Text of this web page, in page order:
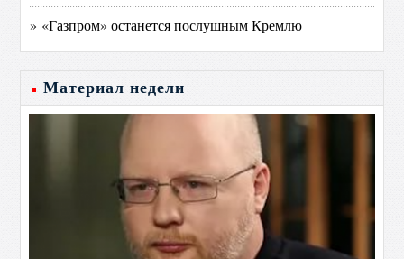
» «Газпром» останется послушным Кремлю
Материал недели